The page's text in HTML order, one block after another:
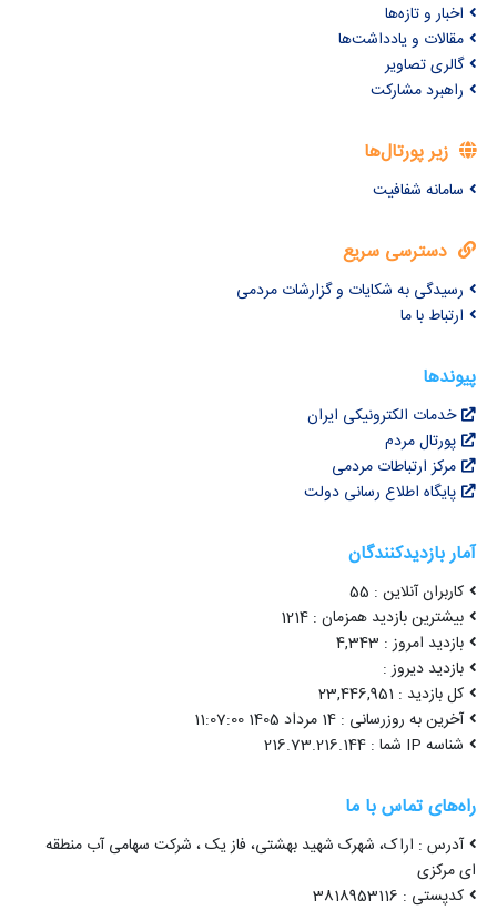
اخبار و تازه‌ها
مقالات و یادداشت‌ها
گالری تصاویر
راهبرد مشارکت
زیر پورتال‌ها
سامانه شفافیت
دسترسی سریع
رسیدگی به شکایات و گزارشات مردمی
ارتباط با ما
پیوندها
خدمات الکترونیکی ایران
پورتال مردم
مرکز ارتباطات مردمی
پایگاه اطلاع رسانی دولت
آمار بازدیدکنندگان
کاربران آنلاین : 55
بیشترین بازدید همزمان : 1214
بازدید امروز : 4,343
بازدید دیروز :
کل بازدید : 23,446,951
آخرین به روزرسانی : 14 مرداد 1405 11:07:00
شناسه IP شما : 216.73.216.144
راه‌های تماس با ما
آدرس : اراک، شهرک شهید بهشتی، فاز یک ، شرکت سهامی آب منطقه
ای مرکزی
کدپستی : 3818953116